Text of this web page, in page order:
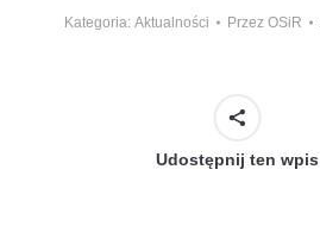
Kategoria: Aktualności Przez OSiR
Udostępnij ten wpis